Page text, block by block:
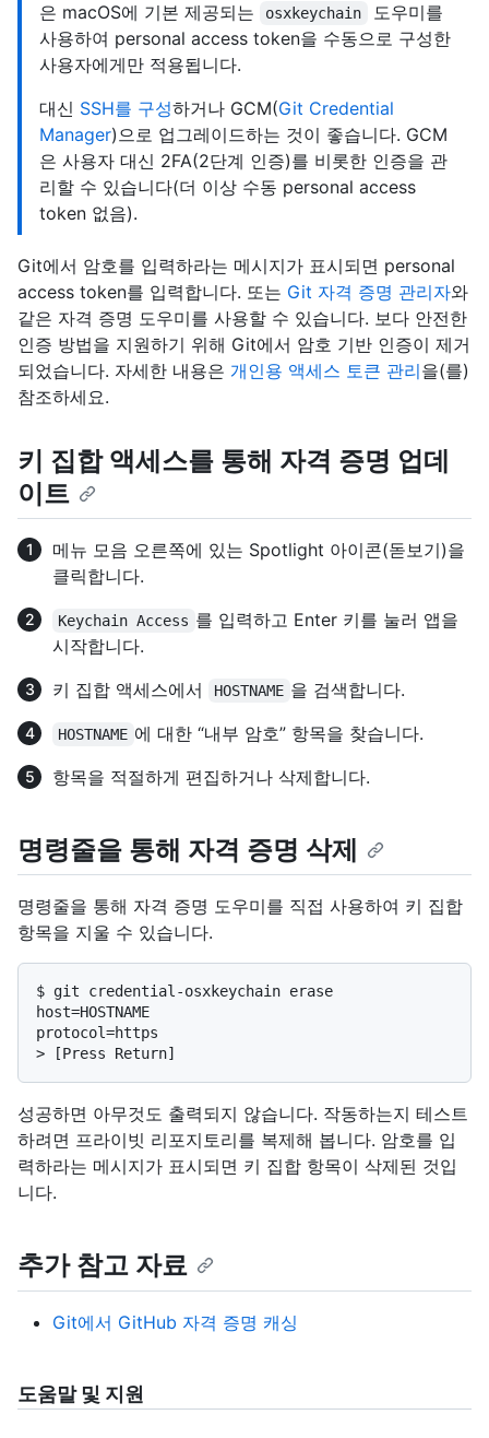
은 macOS에 기본 제공되는
osxkeychain
도우미를
사용하여 personal access token을 수동으로 구성한
사용자에게만 적용됩니다.
대신 SSH를 구성하거나 GCM(Git Credential
Manager)으로 업그레이드하는 것이 좋습니다. GCM
은 사용자 대신 2FA(2단계 인증)를 비롯한 인증을 관
리할 수 있습니다(더 이상 수동 personal access
token 없음).
Git에서 암호를 입력하라는 메시지가 표시되면 personal
access token를 입력합니다. 또는 Git 자격 증명 관리자와
같은 자격 증명 도우미를 사용할 수 있습니다. 보다 안전한
인증 방법을 지원하기 위해 Git에서 암호 기반 인증이 제거
되었습니다. 자세한 내용은 개인용 액세스 토큰 관리을(를)
참조하세요.
키 집합 액세스를 통해 자격 증명 업데
이트
메뉴 모음 오른쪽에 있는 Spotlight 아이콘(돋보기)을
클릭합니다.
Keychain Access 를 입력하고 Enter 키를 눌러 앱을
시작합니다.
키 집합 액세스에서
HOSTNAME 을 검색합니다.
HOSTNAME 에 대한 “내부 암호” 항목을 찾습니다.
항목을 적절하게 편집하거나 삭제합니다.
명령줄을 통해 자격 증명 삭제
명령줄을 통해 자격 증명 도우미를 직접 사용하여 키 집합
항목을 지울 수 있습니다.
$ git credential-osxkeychain erase
host=HOSTNAME
>
[Press Return]
성공하면 아무것도 출력되지 않습니다. 작동하는지 테스트
하려면 프라이빗 리포지토리를 복제해 봅니다. 암호를 입
력하라는 메시지가 표시되면 키 집합 항목이 삭제된 것입
니다.
추가 참고 자료
Git에서 GitHub 자격 증명 캐싱
도움말 및 지원